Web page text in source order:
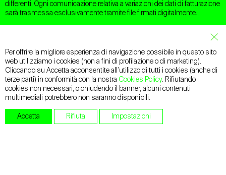
T +39.0438.412433
MILANO
T +39.338.6719698
Email:mateng@mateng.it
PEC:mateng@legalmail.it
Instagram
Facebook
differenti. Ogni comunicazione relativa a variazioni dei dati di fatturazione
sarà trasmessa esclusivamente tramite file firmati digitalmente.
Per offrire la migliore esperienza di navigazione possibile in questo sito
web utilizziamo i cookies (non a fini di profilazione o di marketing).
Cliccando su Accetta acconsentite all’utilizzo di tutti i cookies (anche di
terze parti) in conformità con la nostra Cookies Policy. Rifiutando i
cookies non necessari, o chiudendo il banner, alcuni contenuti
multimediali potrebbero non saranno disponibili.
Accetta Rifiuta Impostazioni